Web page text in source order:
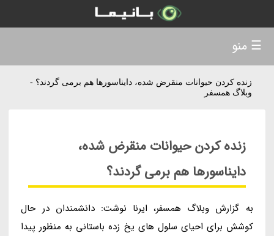
زنده کردن حیوانات منقرض شده، دایناسورها هم برمی گردند؟ -
وبلاگ همسفر
زنده کردن حیوانات منقرض شده،
دایناسورها هم برمی گردند؟
به گزارش وبلاگ همسفر، ایرنا نوشت: دانشمندان در حال
کوشش برای احیای سلول های یخ زده باستانی به منظور پیدا
☰ منو